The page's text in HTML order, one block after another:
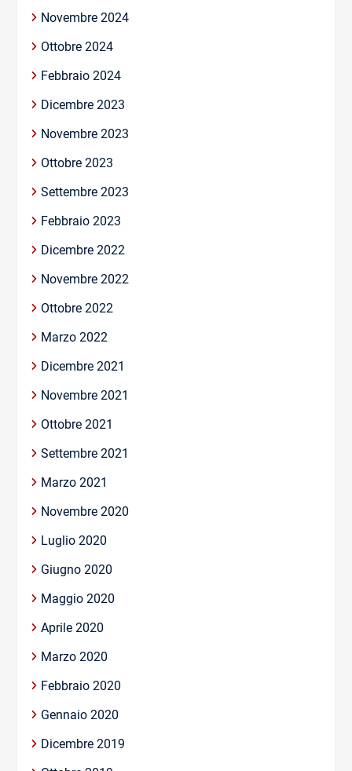
Novembre 2024
Ottobre 2024
Febbraio 2024
Dicembre 2023
Novembre 2023
Ottobre 2023
Settembre 2023
Febbraio 2023
Dicembre 2022
Novembre 2022
Ottobre 2022
Marzo 2022
Dicembre 2021
Novembre 2021
Ottobre 2021
Settembre 2021
Marzo 2021
Novembre 2020
Luglio 2020
Giugno 2020
Maggio 2020
Aprile 2020
Marzo 2020
Febbraio 2020
Gennaio 2020
Dicembre 2019